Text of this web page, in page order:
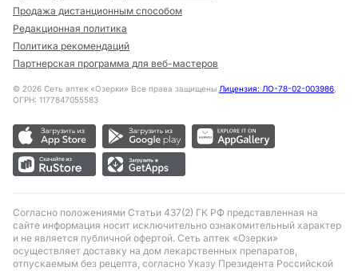
Продажа дистанционным способом
Редакционная политика
Политика рекомендаций
Партнерская программа для веб-мастеров
© 2026 Сеть аптек «Озерки» Все права защищены Лицензия: ЛО-78-02-003986,
ОГРН: 1177847055583
Согласно положениями Статьи 437(2) ГК РФ представленная на
сайте информация носит исключительно ознакомительный характер
и не является публичной офертой. Сеть аптек «Озерки»
осуществляет доставку на дом лекарственных препаратов,
отпускаемым без рецепта, согласно Указу Президента Российской